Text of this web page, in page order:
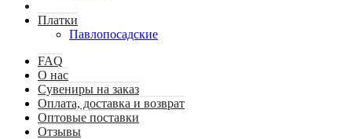
Платки
Павлопосадские
FAQ
О нас
Сувениры на заказ
Оплата, доставка и возврат
Оптовые поставки
Отзывы